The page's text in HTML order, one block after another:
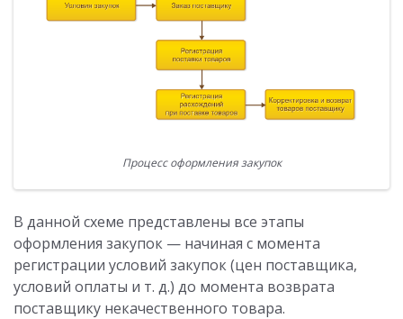
Процесс оформления закупок
В данной схеме представлены все этапы
оформления закупок — начиная с момента
регистрации условий закупок (цен поставщика,
условий оплаты и т. д.) до момента возврата
поставщику некачественного товара.